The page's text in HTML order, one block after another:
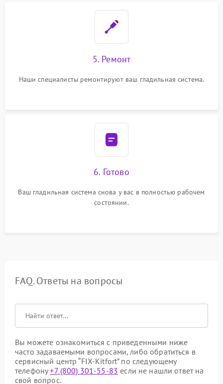
5. Ремонт
Наши специалисты ремонтируют ваш гладильная система.
6. Готово
Ваш гладильная система снова у вас в полностью рабочем
состоянии.
FAQ. Ответы на вопросы
Вы можете ознакомиться с приведенными ниже
часто задаваемыми вопросами, либо обратиться в
сервисный центр “FIX-Kitfort” по следующему
телефону+7 (800) 301-55-83 если не нашли ответ на
свой вопрос.